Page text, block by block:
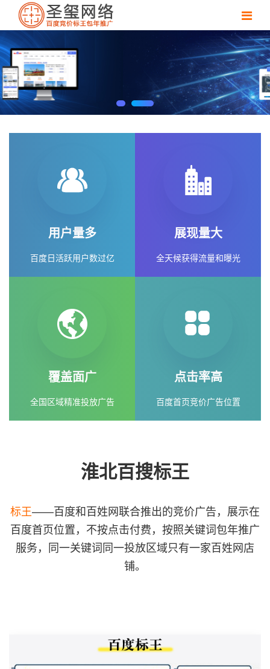
用户量多
百度日活跃用户数过亿
展现量大
全天候获得流量和曝光
覆盖面广
全国区域精准投放广告
点击率高
百度首页竞价广告位置
淮北百搜标王
标王——百度和百姓网联合推出的竞价广告，展示在
百度首页位置，不按点击付费，按照关键词包年推广
服务，同一关键词同一投放区域只有一家百姓网店
铺。